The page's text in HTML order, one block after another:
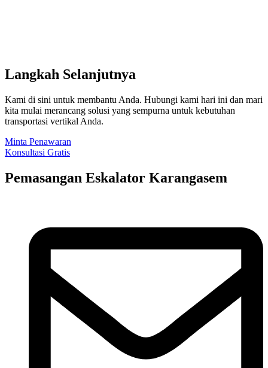
Langkah Selanjutnya
Kami di sini untuk membantu Anda. Hubungi kami hari ini dan mari
kita mulai merancang solusi yang sempurna untuk kebutuhan
transportasi vertikal Anda.
Minta Penawaran
Konsultasi Gratis
Pemasangan Eskalator Karangasem